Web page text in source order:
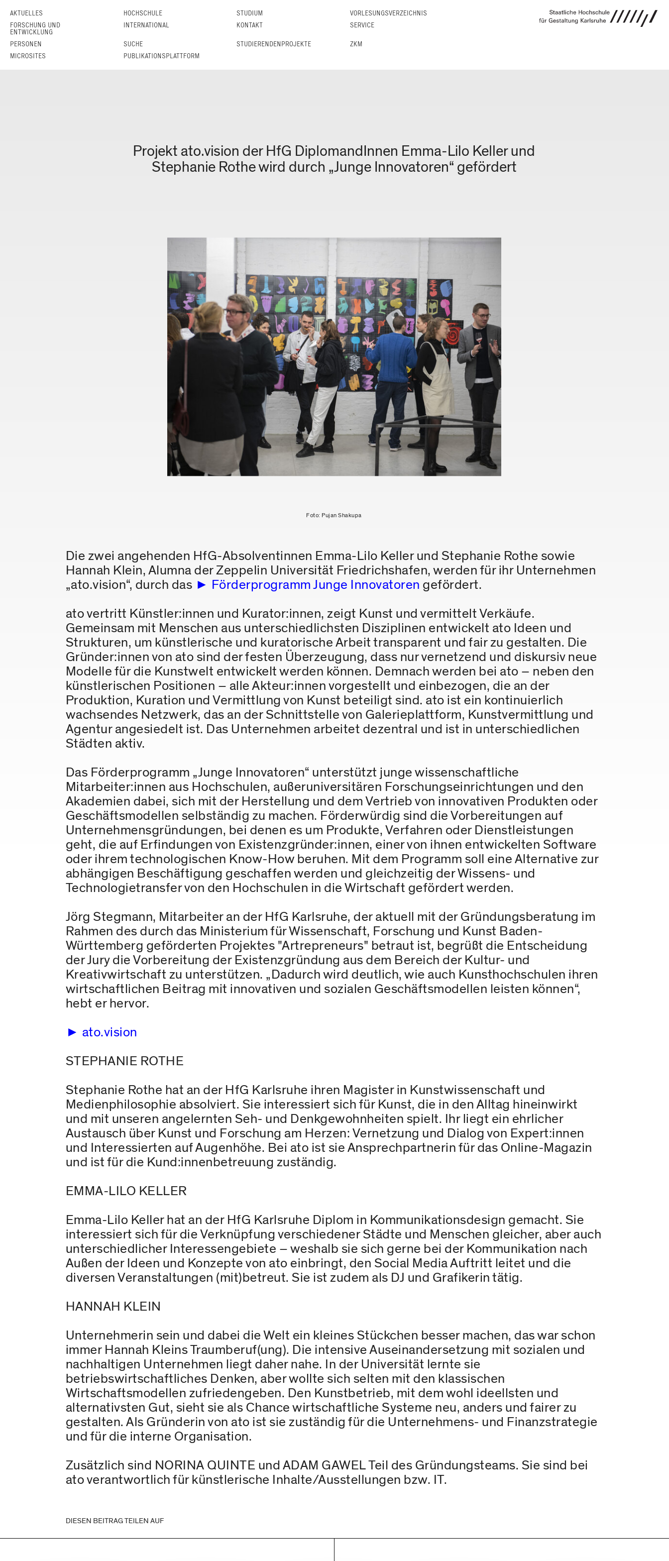
AKTUELLES HOCHSCHULE STUDIUM
VORLESUNGS­VERZEICHNIS
FORSCHUNG UND
ENTWICKLUNG
INTERNATIONAL KONTAKT SERVICE
PERSONEN SUCHE STUDIERENDENPROJEKTE
ZKM
MICROSITES
PUBLIKATIONSPLATTFORM
Projekt ato.vision der HfG DiplomandInnen Emma-Lilo Keller und
Stephanie Rothe wird durch „Junge Innovatoren“ gefördert
Foto: Pujan Shakupa
Die zwei angehenden HfG-Absolventinnen Emma-Lilo Keller und Stephanie Rothe sowie
Hannah Klein, Alumna der Zeppelin Universität Friedrichshafen, werden für ihr Unternehmen
„ato.vision“, durch das
Förderprogramm Junge Innovatoren gefördert.
ato vertritt Künstler:innen und Kurator:innen, zeigt Kunst und vermittelt Verkäufe.
Gemeinsam mit Menschen aus unterschiedlichsten Disziplinen entwickelt ato Ideen und
Strukturen, um künstlerische und kuratorische Arbeit transparent und fair zu gestalten. Die
Gründer:innen von ato sind der festen Überzeugung, dass nur vernetzend und diskursiv neue
Modelle für die Kunstwelt entwickelt werden können. Demnach werden bei ato – neben den
künstlerischen Positionen – alle Akteur:innen vorgestellt und einbezogen, die an der
Produktion, Kuration und Vermittlung von Kunst beteiligt sind. ato ist ein kontinuierlich
wachsendes Netzwerk, das an der Schnittstelle von Galerieplattform, Kunstvermittlung und
Agentur angesiedelt ist. Das Unternehmen arbeitet dezentral und ist in unterschiedlichen
Städten aktiv.
Das Förderprogramm „Junge Innovatoren“ unterstützt junge wissenschaftliche
Mitarbeiter:innen aus Hochschulen, außeruniversitären Forschungseinrichtungen und den
Akademien dabei, sich mit der Herstellung und dem Vertrieb von innovativen Produkten oder
Geschäftsmodellen selbständig zu machen. Förderwürdig sind die Vorbereitungen auf
Unternehmensgründungen, bei denen es um Produkte, Verfahren oder Dienstleistungen
geht, die auf Erfindungen von Existenzgründer:innen, einer von ihnen entwickelten Software
oder ihrem technologischen Know-How beruhen. Mit dem Programm soll eine Alternative zur
abhängigen Beschäftigung geschaffen werden und gleichzeitig der Wissens- und
Technologietransfer von den Hochschulen in die Wirtschaft gefördert werden.
Jörg Stegmann, Mitarbeiter an der HfG Karlsruhe, der aktuell mit der Gründungsberatung im
Rahmen des durch das Ministerium für Wissenschaft, Forschung und Kunst Baden-
Württemberg geförderten Projektes "Artrepreneurs" betraut ist, begrüßt die Entscheidung
der Jury die Vorbereitung der Existenzgründung aus dem Bereich der Kultur- und
Kreativwirtschaft zu unterstützen. „Dadurch wird deutlich, wie auch Kunsthochschulen ihren
wirtschaftlichen Beitrag mit innovativen und sozialen Geschäftsmodellen leisten können“,
hebt er hervor.
ato.vision
STEPHANIE ROTHE
Stephanie Rothe hat an der HfG Karlsruhe ihren Magister in Kunstwissenschaft und
Medienphilosophie absolviert. Sie interessiert sich für Kunst, die in den Alltag hineinwirkt
und mit unseren angelernten Seh- und Denkgewohnheiten spielt. Ihr liegt ein ehrlicher
Austausch über Kunst und Forschung am Herzen: Vernetzung und Dialog von Expert:innen
und Interessierten auf Augenhöhe. Bei ato ist sie Ansprechpartnerin für das Online-Magazin
und ist für die Kund:innenbetreuung zuständig.
EMMA-LILO KELLER
Emma-Lilo Keller hat an der HfG Karlsruhe Diplom in Kommunikationsdesign gemacht. Sie
interessiert sich für die Verknüpfung verschiedener Städte und Menschen gleicher, aber auch
unterschiedlicher Interessengebiete – weshalb sie sich gerne bei der Kommunikation nach
Außen der Ideen und Konzepte von ato einbringt, den Social Media Auftritt leitet und die
diversen Veranstaltungen (mit)betreut. Sie ist zudem als DJ und Grafikerin tätig.
HANNAH KLEIN
Unternehmerin sein und dabei die Welt ein kleines Stückchen besser machen, das war schon
immer Hannah Kleins Traumberuf(ung). Die intensive Auseinandersetzung mit sozialen und
nachhaltigen Unternehmen liegt daher nahe. In der Universität lernte sie
betriebswirtschaftliches Denken, aber wollte sich selten mit den klassischen
Wirtschaftsmodellen zufriedengeben. Den Kunstbetrieb, mit dem wohl ideellsten und
alternativsten Gut, sieht sie als Chance wirtschaftliche Systeme neu, anders und fairer zu
gestalten. Als Gründerin von ato ist sie zuständig für die Unternehmens- und Finanzstrategie
und für die interne Organisation.
Zusätzlich sind NORINA QUINTE und ADAM GAWEL Teil des Gründungsteams. Sie sind bei
ato verantwortlich für künstlerische Inhalte/Ausstellungen bzw. IT.
DIESEN BEITRAG TEILEN AUF